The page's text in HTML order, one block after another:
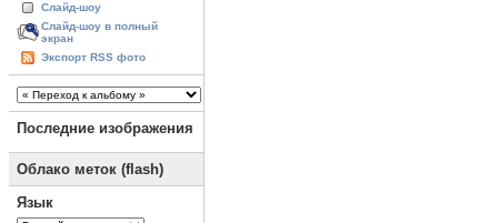
Слайд-шоу
Слайд-шоу в полный
экран
Экспорт RSS фото
Последние изображения
Облако меток (flash)
Язык